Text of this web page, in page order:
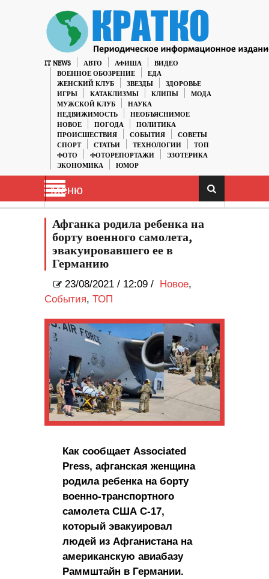
IT NEWS АВТО АФИША
ВИДЕО
ВОЕННОЕ ОБОЗРЕНИЕ
ЕДА
ЖЕНСКИЙ КЛУБ
ЗВЕЗДЫ
ЗДОРОВЬЕ
ИГРЫ
КАТАКЛИЗМЫ КЛИПЫ
МОДА
МУЖСКОЙ КЛУБ
НАУКА
НЕДВИЖИМОСТЬ
НЕОБЪЯСНИМОЕ
НОВОЕ
ПОГОДА
ПОЛИТИКА
ПРОИСШЕСТВИЯ
СОБЫТИЯ
СОВЕТЫ
СПОРТ
СТАТЬИ ТЕХНОЛОГИИ
ТОП
ФОТО
ФОТОРЕПОРТАЖИ
ЭЗОТЕРИКА
ЭКОНОМИКА
ЮМОР
Меню
Афганка родила ребенка на
борту военного самолета,
эвакуировавшего ее в
Германию
23/08/2021 / 12:09 / Новое,
События, ТОП
Как сообщает Associated
Press, афганская женщина
родила ребенка на борту
военно-транспортного
самолета США C-17,
который эвакуировал
людей из Афганистана на
американскую авиабазу
Раммштайн в Германии.